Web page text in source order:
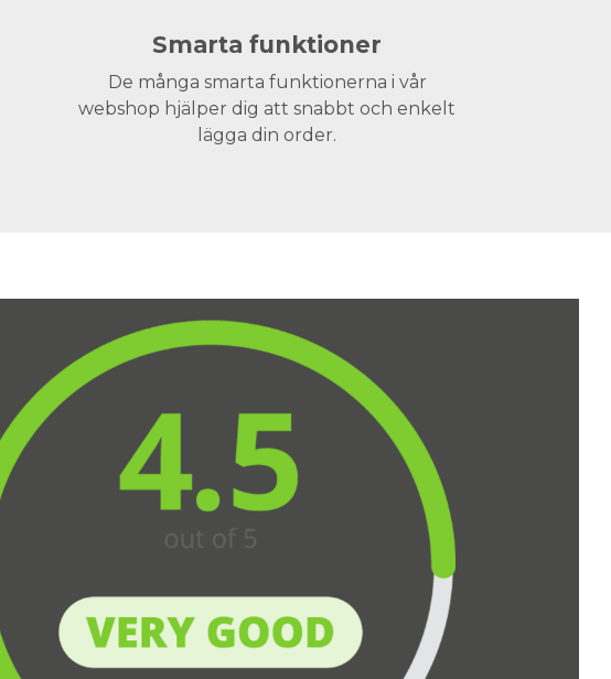
Smarta funktioner
De många smarta funktionerna i vår
webshop hjälper dig att snabbt och enkelt
lägga din order.